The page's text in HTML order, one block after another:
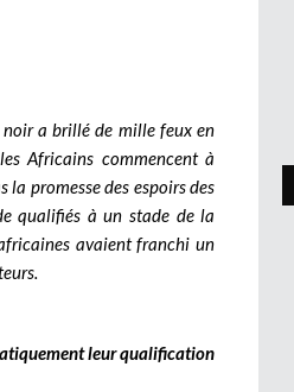
a brillé de mille feux en
Africains commencent à
promesse des espoirs des
qualifiés à un stade de la
avaient franchi un
leur qualification